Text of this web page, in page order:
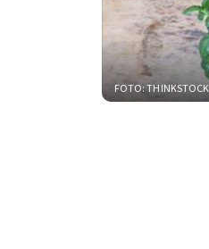
FOTO: THINKSTOCK